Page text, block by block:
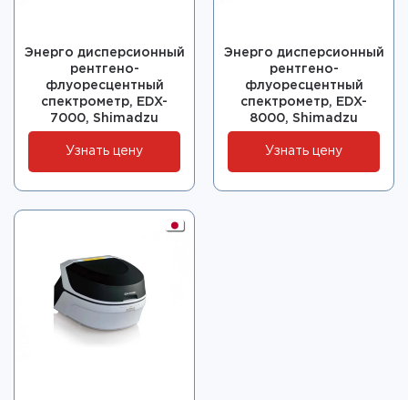
Энерго дисперсионный
рентгено-
флуоресцентный
спектрометр, EDX-
7000, Shimadzu
Узнать цену
Энерго дисперсионный
рентгено-
флуоресцентный
спектрометр, EDX-
8000, Shimadzu
Узнать цену